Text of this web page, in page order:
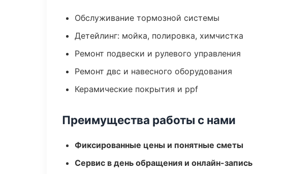
Обслуживание тормозной системы
Детейлинг: мойка, полировка, химчистка
Ремонт подвески и рулевого управления
Ремонт двс и навесного оборудования
Керамические покрытия и ppf
Преимущества работы с нами
Фиксированные цены и понятные сметы
Сервис в день обращения и онлайн-запись